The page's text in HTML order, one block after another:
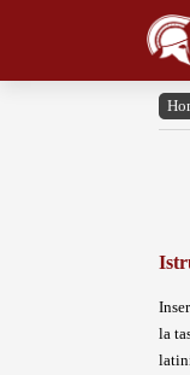
la